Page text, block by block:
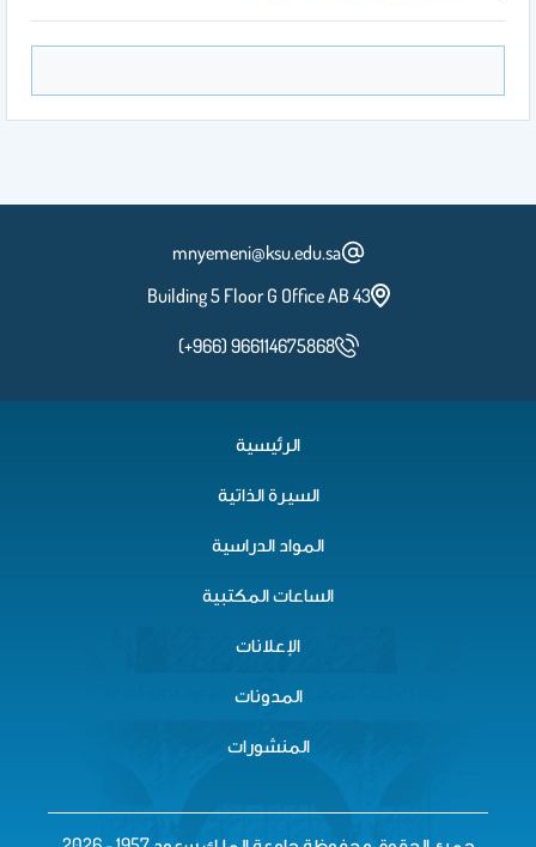
mnyemeni@ksu.edu.sa
Building 5 Floor G Office AB 43
(+966) 966114675868
الرئيسية
السيرة الذاتية
المواد الدراسية
الساعات المكتبية
الإعلانات
المدونات
المنشورات